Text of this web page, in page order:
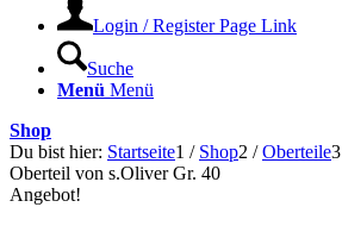
Login / Register Page Link
Suche
Menü Menü
Shop
Du bist hier: Startseite1 / Shop2 / Oberteile3
Oberteil von s.Oliver Gr. 40
Angebot!